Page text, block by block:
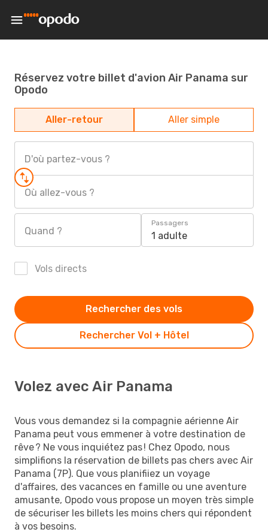
Réservez votre billet d'avion Air Panama sur
Opodo
Aller-retour Aller simple
D'où partez-vous ?
Où allez-vous ?
Quand ?
Passagers
1 adulte
Vols directs
Rechercher Vol + Hôtel
Rechercher des vols
Volez avec Air Panama
Vous vous demandez si la compagnie aérienne Air
Panama peut vous emmener à votre destination de
rêve ? Ne vous inquiétez pas ! Chez Opodo, nous
simplifions la réservation de billets pas chers avec Air
Panama (7P). Que vous planifiiez un voyage
d'affaires, des vacances en famille ou une aventure
amusante, Opodo vous propose un moyen très simple
de sécuriser les billets les moins chers qui répondent
à vos besoins.